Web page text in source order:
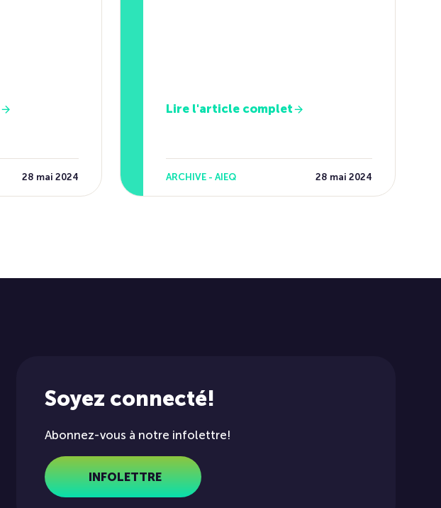
28 mai 2024
Lire l'article complet
ARCHIVE - AIEQ 28 mai 2024
Soyez connecté!
Abonnez-vous à notre infolettre!
INFOLETTRE